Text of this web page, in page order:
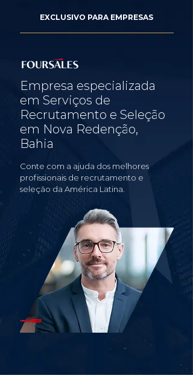
EXCLUSIVO PARA EMPRESAS
Empresa especializada
em Serviços de
Recrutamento e Seleção
em Nova Redenção,
Bahia
Conte com a ajuda dos melhores
profissionais de recrutamento e
seleção da América Latina.